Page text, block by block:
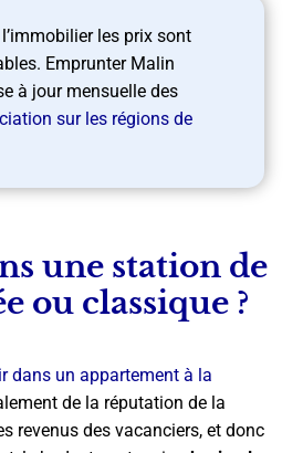
les prix sont
Emprunter Malin
à jour mensuelle des
sur les régions de
une station de
ou classique ?
dans un appartement à la
de la réputation de la
revenus des vacanciers, et donc